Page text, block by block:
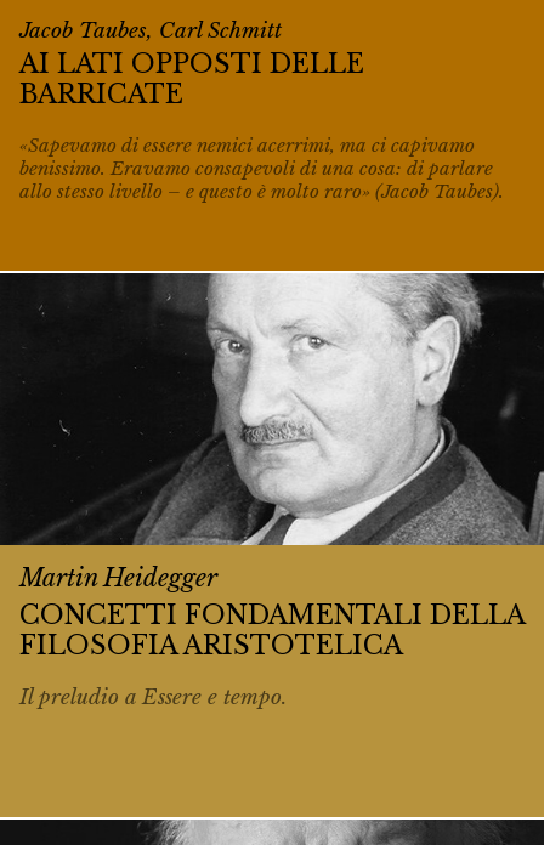
Jacob Taubes, Carl Schmitt
AI LATI OPPOSTI DELLE
BARRICATE
«Sapevamo di essere nemici acerrimi, ma ci capivamo
benissimo. Eravamo consapevoli di una cosa: di parlare
allo stesso livello – e questo è molto raro» (Jacob Taubes).
Martin Heidegger
CONCETTI FONDAMENTALI DELLA
FILOSOFIA ARISTOTELICA
Il preludio aEssere e tempo.